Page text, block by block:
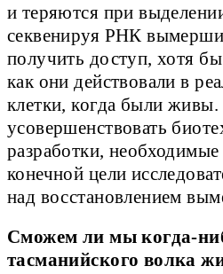
и теряются при
секвенируя РНК
получить доступ, хотя
как они действовали в
клетки, когда были
усовершенствовать
разработки,
конечной цели
над восстановлением
Сможем ли мы когда-
тасманийского волка